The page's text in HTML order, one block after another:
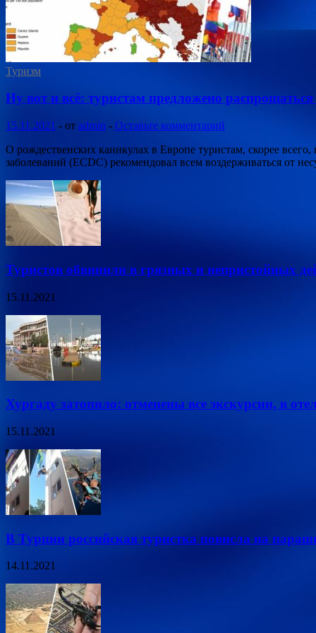
Туризм
Ну вот и всё: туристам предложено
15.11.2021 - от admin - Оставьте комментарий
О рождественских каникулах в Европе туристам, скорее
заболеваний (ECDC) рекомендовал всем воздерживаться от
Туристов обвинили в грязных и непристойных
15.11.2021
Хургаду затопило: отменены все экскурсии, в
15.11.2021
В Турции российская туристка повисла на
14.11.2021